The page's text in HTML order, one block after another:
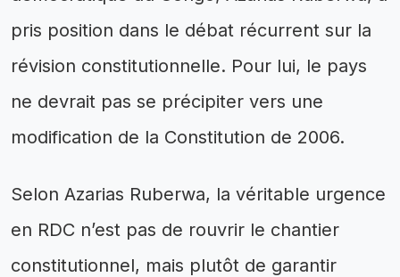
pris position dans le débat récurrent sur la
révision constitutionnelle. Pour lui, le pays
ne devrait pas se précipiter vers une
modification de la Constitution de 2006.
Selon Azarias Ruberwa, la véritable urgence
en RDC n’est pas de rouvrir le chantier
constitutionnel, mais plutôt de garantir